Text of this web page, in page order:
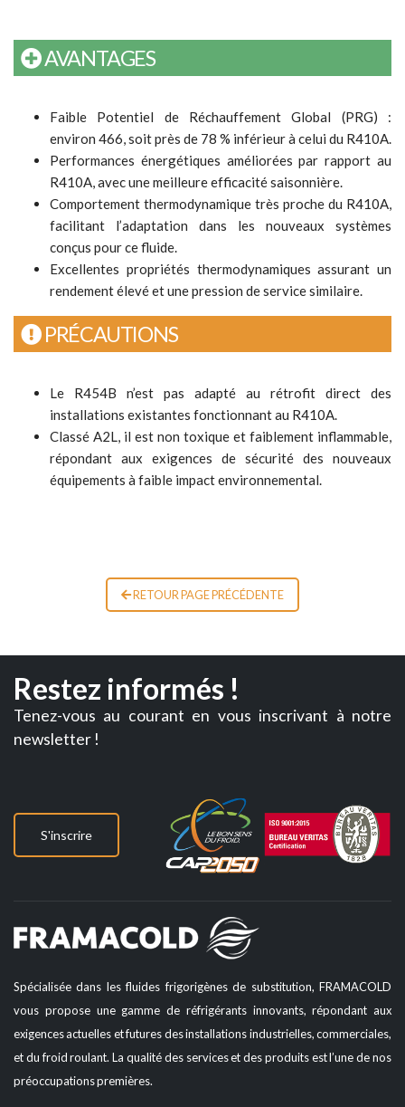
AVANTAGES
Faible Potentiel de Réchauffement Global (PRG) :
environ 466, soit près de 78 % inférieur à celui du R410A.
Performances énergétiques améliorées par rapport au
R410A, avec une meilleure efficacité saisonnière.
Comportement thermodynamique très proche du R410A,
facilitant l’adaptation dans les nouveaux systèmes
conçus pour ce fluide.
Excellentes propriétés thermodynamiques assurant un
rendement élevé et une pression de service similaire.
PRÉCAUTIONS
Le R454B n’est pas adapté au rétrofit direct des
installations existantes fonctionnant au R410A.
Classé A2L, il est non toxique et faiblement inflammable,
répondant aux exigences de sécurité des nouveaux
équipements à faible impact environnemental.
RETOUR PAGE PRÉCÉDENTE
Restez informés !
Tenez-vous au courant en vous inscrivant à notre
newsletter !
S'inscrire
Spécialisée dans les fluides frigorigènes de substitution, FRAMACOLD
vous propose une gamme de réfrigérants innovants, répondant aux
exigences actuelles et futures des installations industrielles, commerciales,
et du froid roulant. La qualité des services et des produits est l’une de nos
préoccupations premières.